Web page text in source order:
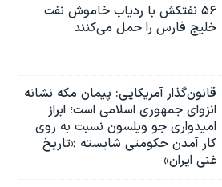
۵۶ نفتکش با ردیاب خاموش نفت
خلیج فارس را حمل می‌کنند
قانون‌گذار آمریکایی: پیمان مکه نشانه
انزوای جمهوری اسلامی است؛ ابراز
امیدواری جو ویلسون نسبت به روی
کار آمدن حکومتی شایسته «تاریخ
غنی ایران»